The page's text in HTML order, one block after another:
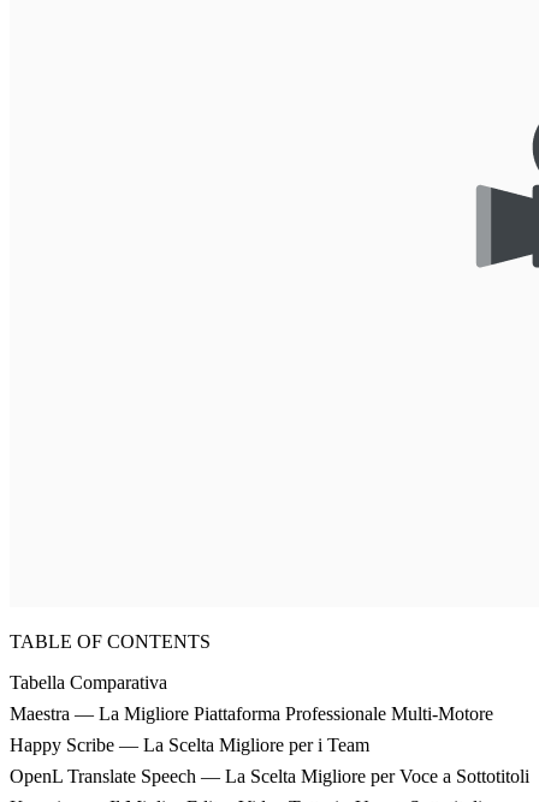
TABLE OF CONTENTS
Tabella Comparativa
Maestra — La Migliore Piattaforma Professionale Multi-Motore
Happy Scribe — La Scelta Migliore per i Team
OpenL Translate Speech — La Scelta Migliore per Voce a Sottotitoli